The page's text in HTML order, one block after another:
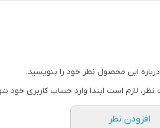
این محصول نظر خود را بنویسید.
نظر، لازم است ابتدا وارد حساب کاربری خود
افزودن نظر